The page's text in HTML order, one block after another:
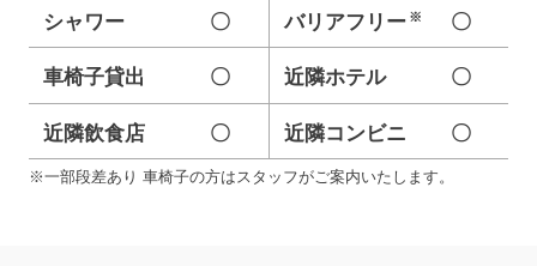
シャワー 〇 バリアフリー ※ 〇
車椅子貸出 〇 近隣ホテル 〇
近隣飲食店 〇 近隣コンビニ 〇
※一部段差あり 車椅子の方はスタッフがご案内いたします。